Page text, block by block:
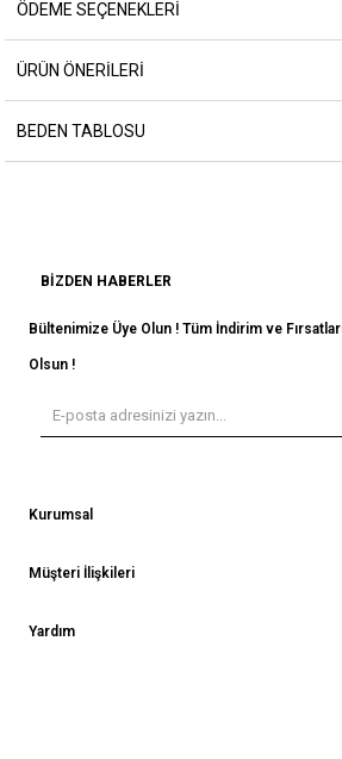
ÖDEME SEÇENEKLERI
ÜRÜN ÖNERILERI
BEDEN TABLOSU
BIZDEN HABERLER
Bültenimize Üye Olun ! Tüm İndirim ve
Olsun !
Kurumsal
Müşteri İlişkileri
Yardım